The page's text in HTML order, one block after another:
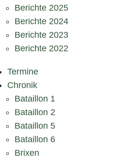
Berichte 2025
Berichte 2024
Berichte 2023
Berichte 2022
Termine
Chronik
Bataillon 1
Bataillon 2
Bataillon 5
Bataillon 6
Brixen